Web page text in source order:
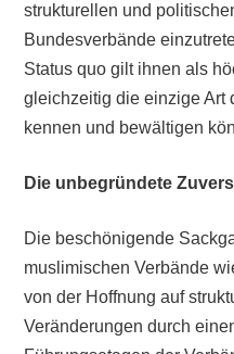
strukturellen und
Bundesverbände
Status quo gilt ihnen als
gleichzeitig die einzige Art
kennen und bewältigen
Die unbegründete
Die beschönigende
muslimischen Verbände
von der Hoffnung auf
Veränderungen durch